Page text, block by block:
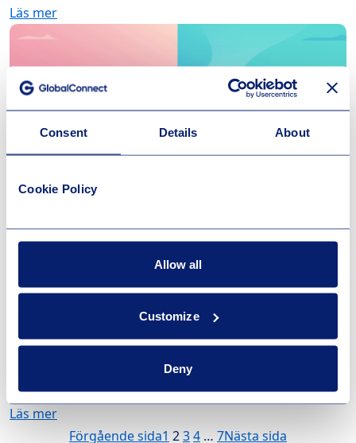
Consent Details About
Cookie Policy
Allow all
Customize
Deny
Läs mer
Distansjobb från fritidshuset – så får du bäst
Med fiber får du stabil, snabb och obegränsad
uppkoppling som gör att du kan jobba, streama och
surfa precis som hemma – året runt. Här är fem
anledningar till varför…
Läs mer
Förgående sida1 234 … 7Nästa sida